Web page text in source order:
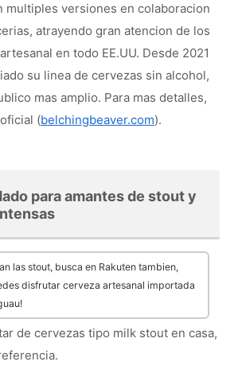
multiples versiones en colaboracion
atrayendo gran atencion de los
en todo EE.UU. Desde 2021
su linea de cervezas sin alcohol,
mas amplio. Para mas detalles,
(belchingbeaver.com).
para amantes de stout y
las stout, busca en Rakuten tambien,
disfrutar cerveza artesanal importada
de cervezas tipo milk stout en casa,